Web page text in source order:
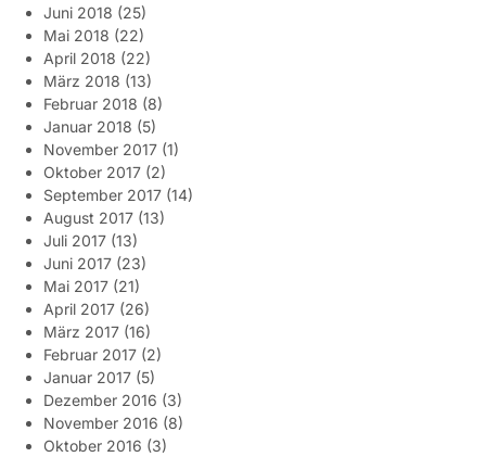
Juni 2018 (25)
Mai 2018 (22)
April 2018 (22)
März 2018 (13)
Februar 2018 (8)
Januar 2018 (5)
November 2017 (1)
Oktober 2017 (2)
September 2017 (14)
August 2017 (13)
Juli 2017 (13)
Juni 2017 (23)
Mai 2017 (21)
April 2017 (26)
März 2017 (16)
Februar 2017 (2)
Januar 2017 (5)
Dezember 2016 (3)
November 2016 (8)
Oktober 2016 (3)